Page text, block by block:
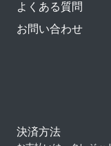
よくある質問
お問い合わせ
決済方法